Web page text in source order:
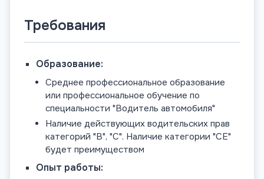
Требования
Образование:
Среднее профессиональное образование
или профессиональное обучение по
специальности "Водитель автомобиля"
Наличие действующих водительских прав
категорий "B", "C". Наличие категории "CE"
будет преимуществом
Опыт работы: